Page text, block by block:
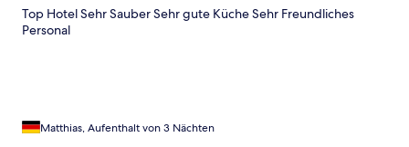
Top Hotel Sehr Sauber Sehr gute Küche Sehr Freundliches
Personal
Matthias, Aufenthalt von 3 Nächten